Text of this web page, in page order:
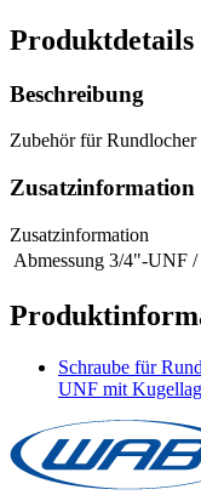
Produktdetails
Beschreibung
Zubehör für Rundlocher
Zusatzinformation
Zusatzinformation
Abmessung 3/4"-UNF /
Schraube für
UNF mit